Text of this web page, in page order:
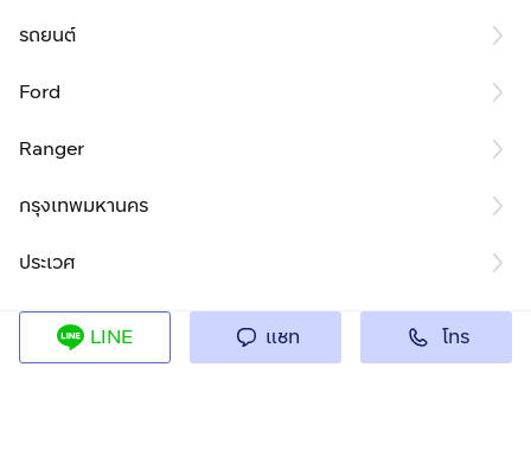
รถยนต์
Ford
Ranger
กรุงเทพมหานคร
ประเวศ
LINE แชท โทร